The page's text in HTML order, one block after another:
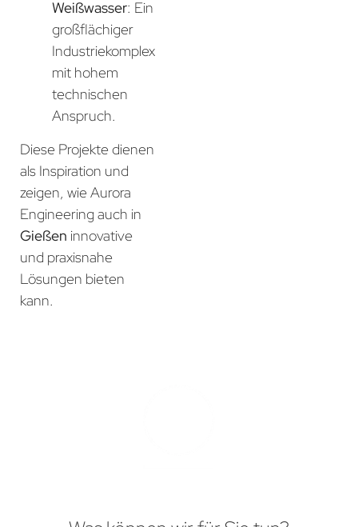
Weißwasser: Ein
großflächiger
Industriekomplex
mit hohem
technischen
Anspruch.
Diese Projekte dienen
als Inspiration und
zeigen, wie Aurora
Engineering auch in
Gießen innovative
und praxisnahe
Lösungen bieten
kann.